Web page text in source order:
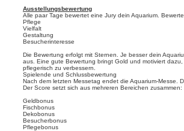
Ausstellungsbewertung
Alle paar Tage bewertet eine Jury dein Aquarium.
Pflege
Vielfalt
Gestaltung
Besucherinteresse
Die Bewertung erfolgt mit Sternen. Je besser dein
aus. Eine gute Bewertung bringt Gold und motiviert
pflegerisch zu verbessern.
Spielende und Schlussbewertung
Nach dem letzten Messetag endet die Aquarium-Messe.
Der Score setzt sich aus mehreren Bereichen zusammen:
Geldbonus
Fischbonus
Dekobonus
Besucherbonus
Pflegebonus